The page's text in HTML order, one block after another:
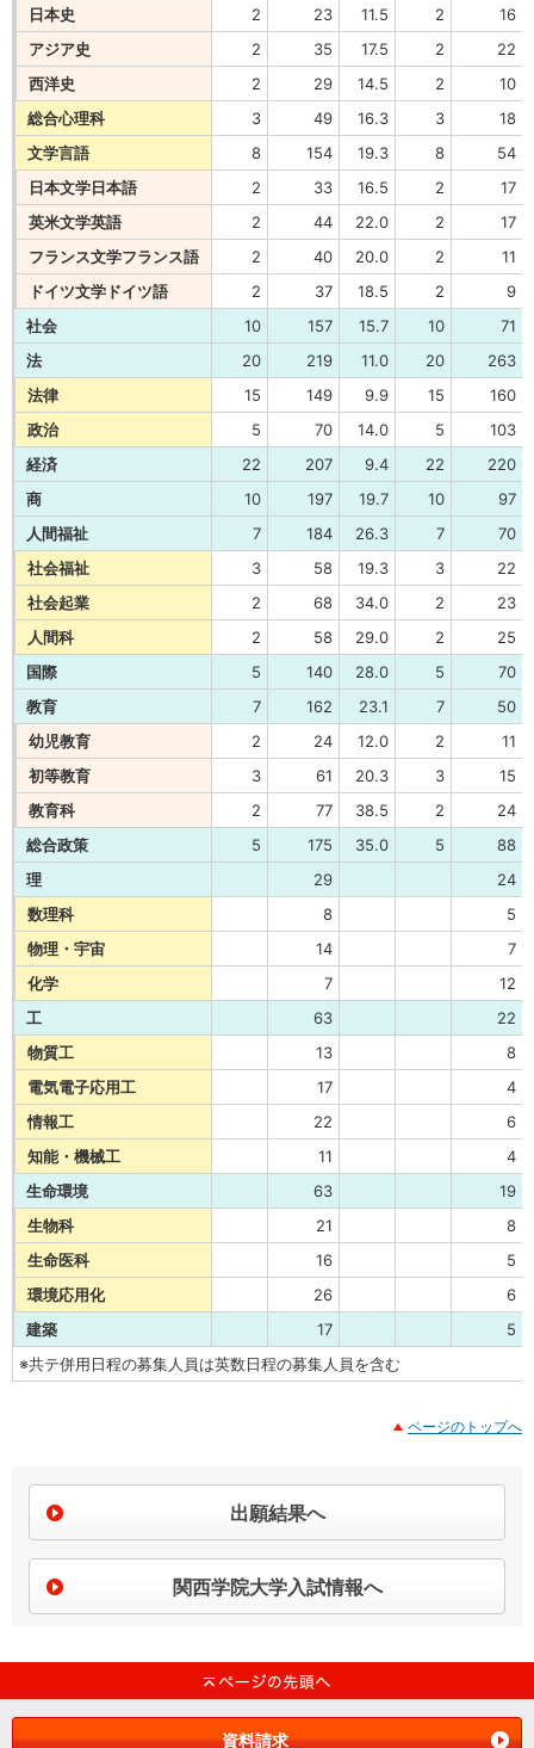
日本史
2 23 11.5 2
16
アジア史
2 35 17.5 2
22
西洋史
2 29 14.5 2
10
総合心理科
3 49 16.3 3
18
文学言語
8 154 19.3 8
54
日本文学日本語
2 33 16.5 2
17
英米文学英語
2 44 22.0 2
17
フランス文学フランス語
2 40 20.0 2
11
ドイツ文学ドイツ語
2 37 18.5 2
9
社会
10 157 15.7 10
71
法
20 219 11.0 20
263
法律
15 149 9.9 15
160
政治
5 70 14.0 5
103
経済
22 207 9.4 22
220
商
10 197 19.7 10
97
人間福祉
7 184 26.3 7
70
社会福祉
3 58 19.3 3
22
社会起業
2 68 34.0 2
23
人間科
2 58 29.0 2
25
国際
5 140 28.0 5
70
教育
7 162 23.1 7
50
幼児教育
2 24 12.0 2
11
初等教育
3 61 20.3 3
15
教育科
2 77 38.5 2
24
総合政策
5 175 35.0 5
88
理
29
24
数理科
8
5
物理・宇宙
14
7
化学
7
12
工
63
22
物質工
13
8
電気電子応用工
17
4
情報工
22
6
知能・機械工
11
4
生命環境
63
19
生物科
21
8
生命医科
16
5
環境応用化
26
6
建築
17
5
※共テ併用日程の募集人員は英数日程の募集人員を含む
ページのトップへ
出願結果へ
関西学院大学入試情報へ
資料請求